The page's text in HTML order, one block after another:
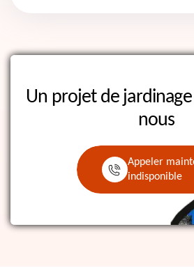
Un projet de jardinage
nous
Appeler
indisponible